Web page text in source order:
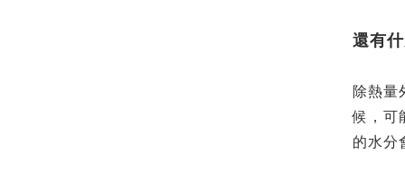
還有
除熱量
候，可
的水分